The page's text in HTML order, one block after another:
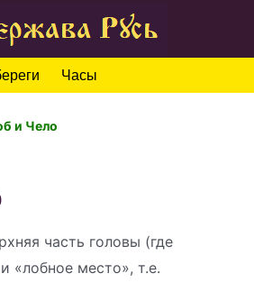
Часы
и Чело
часть головы (где
«лобное место», т.е.